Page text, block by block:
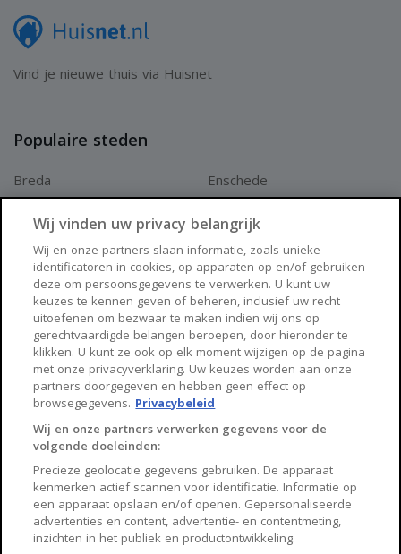
Vind je nieuwe thuis via Huisnet
Populaire steden
Breda
Arnhem
Enschede
Zwolle
Huisnet
Over Huisnet
Algemene voorwaarden
Privacybeleid
Contact
Sitemap
Wij vinden uw privacy belangrijk
Wij en onze partners slaan informatie, zoals unieke
identificatoren in cookies, op apparaten op en/of gebruiken
deze om persoonsgegevens te verwerken. U kunt uw
keuzes te kennen geven of beheren, inclusief uw recht
uitoefenen om bezwaar te maken indien wij ons op
gerechtvaardigde belangen beroepen, door hieronder te
klikken. U kunt ze ook op elk moment wijzigen op de pagina
met onze privacyverklaring. Uw keuzes worden aan onze
partners doorgegeven en hebben geen effect op
browsegegevens. Privacybeleid
Wij en onze partners verwerken gegevens voor de
volgende doeleinden:
Precieze geolocatie gegevens gebruiken. De apparaat
kenmerken actief scannen voor identificatie. Informatie op
een apparaat opslaan en/of openen. Gepersonaliseerde
advertenties en content, advertentie- en contentmeting,
inzichten in het publiek en productontwikkeling.